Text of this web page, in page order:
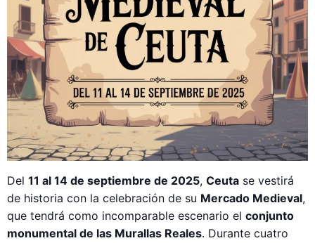
Del 11 al 14 de septiembre de 2025, Ceuta se vestirá
de historia con la celebración de su Mercado Medieval,
que tendrá como incomparable escenario el conjunto
monumental de las Murallas Reales. Durante cuatro